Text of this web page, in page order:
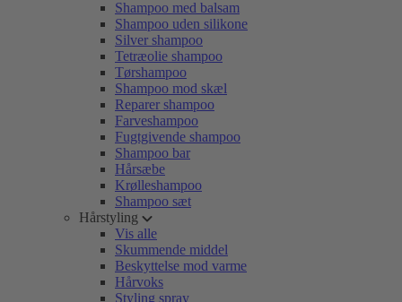
Shampoo med balsam
Shampoo uden silikone
Silver shampoo
Tetræolie shampoo
Tørshampoo
Shampoo mod skæl
Reparer shampoo
Farveshampoo
Fugtgivende shampoo
Shampoo bar
Hårsæbe
Krølleshampoo
Shampoo sæt
Hårstyling
Vis alle
Skummende middel
Beskyttelse mod varme
Hårvoks
Styling spray